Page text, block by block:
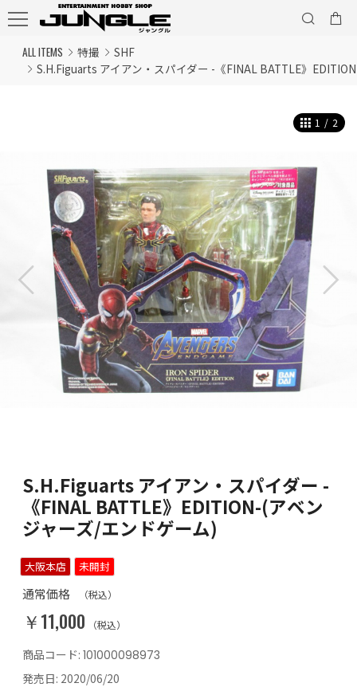
ALL ITEMS 特撮
SHF
S.H.Figuarts アイアン・スパイダー -《FINAL BATTLE》
1 / 2
S.H.Figuarts アイアン・スパイダー -
《FINAL BATTLE》EDITION-(アベン
ジャーズ/エンドゲーム)
大阪本店 未開封
通常価格 （税込）
￥11,000 （税込）
商品コード: 101000098973
発売日: 2020/06/20